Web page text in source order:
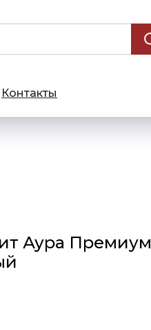
Контакты
Аура Премиум